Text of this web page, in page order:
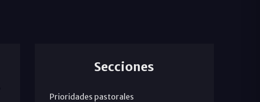
Secciones
Prioridades pastorales